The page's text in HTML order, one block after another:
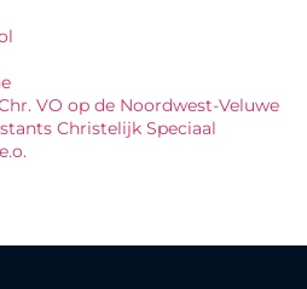
VO op de Noordwest-Veluwe
Christelijk Speciaal